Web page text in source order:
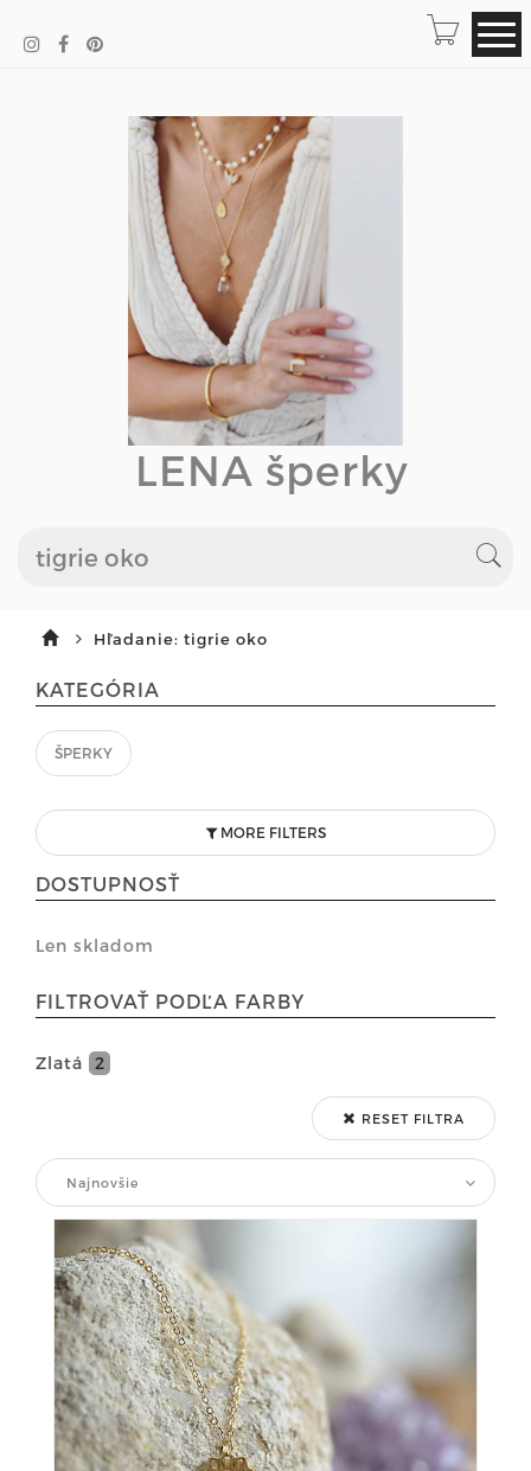
LENA šperky
Hľadanie: tigrie oko
KATEGÓRIA
ŠPERKY
MORE FILTERS
DOSTUPNOSŤ
Len skladom
FILTROVAŤ PODĽA FARBY
Zlatá 2
RESET FILTRA
Najnovšie